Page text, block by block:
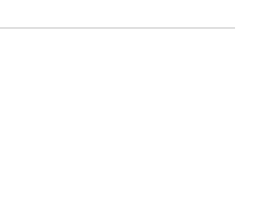
u nedjelju,